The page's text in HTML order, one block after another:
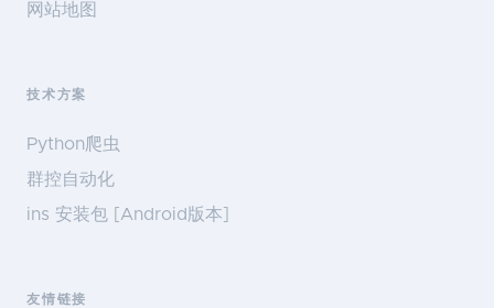
网站地图
技术方案
Python爬虫
群控自动化
ins 安装包 [Android版本]
友情链接